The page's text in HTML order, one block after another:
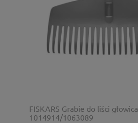
FISKARS Grabie do liści głowica
1014914/1063089